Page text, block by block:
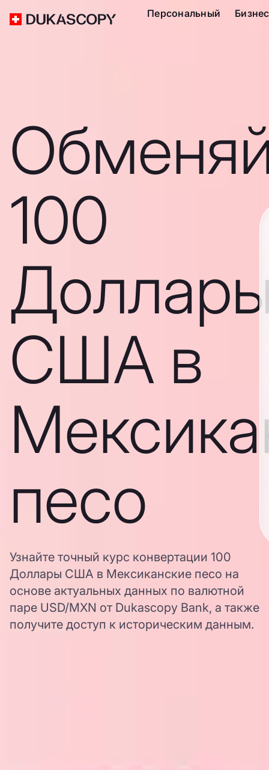
Персональный Бизнес
100
США в
песо
Узнайте точный курс конвертации 100
Доллары США в Мексиканские песо на
основе актуальных данных по валютной
паре USD/MXN от Dukascopy Bank, а также
получите доступ к историческим данным.